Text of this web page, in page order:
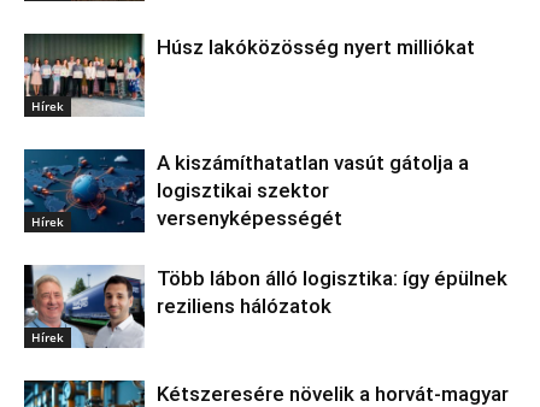
Hírek
Húsz lakóközösség nyert milliókat
Hírek
A kiszámíthatatlan vasút gátolja a
logisztikai szektor
versenyképességét
Hírek
Több lábon álló logisztika: így épülnek
reziliens hálózatok
Kétszeresére növelik a horvát-magyar